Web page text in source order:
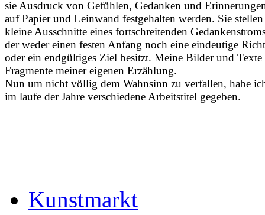
sie Ausdruck von Gefühlen, Gedanken und
auf Papier und Leinwand festgehalten werden. Sie
kleine Ausschnitte eines fortschreitenden
der weder einen festen Anfang noch eine eindeutige
oder ein endgültiges Ziel besitzt. Meine Bilder und Texte
Fragmente meiner eigenen Erzählung.
Nun um nicht völlig dem Wahnsinn zu verfallen, habe
im laufe der Jahre verschiedene Arbeitstitel gegeben.
Kunstmarkt